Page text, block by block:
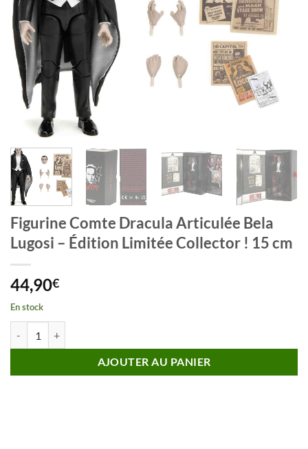
Figurine Comte Dracula Articulée Bela
Lugosi – Édition Limitée Collector ! 15 cm
44,90€
En stock
AJOUTER AU PANIER